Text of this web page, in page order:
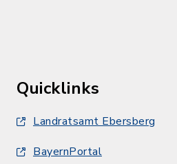
Quicklinks
Landratsamt Ebersberg
BayernPortal